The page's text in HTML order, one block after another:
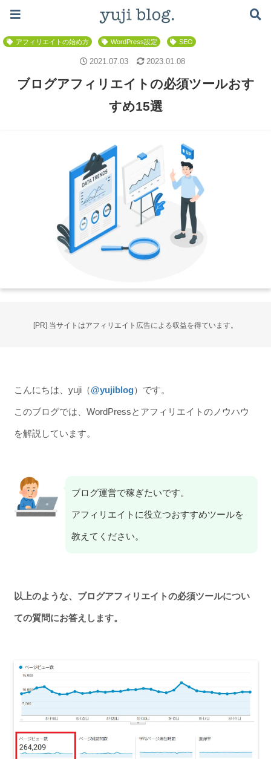
アフィリエイト ブログの始め方
アフィリエイトの始め方 WordPress設定 SEO
ブログアフィリエイトの必須ツールおす
すめ15選
2021.07.03 2023.01.08
[PR] 当サイトはアフィリエイト広告による収益を得ています。
こんにちは、yuji（@yujiblog）です。
このブログでは、WordPressとアフィリエイトのノウハウ
を解説しています。
ブログ運営で稼ぎたいです。
アフィリエイトに役立つおすすめツールを
教えてください。
以上のような、ブログアフィリエイトの必須ツールについ
ての質問にお答えします。